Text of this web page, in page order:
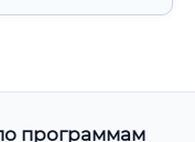
программам